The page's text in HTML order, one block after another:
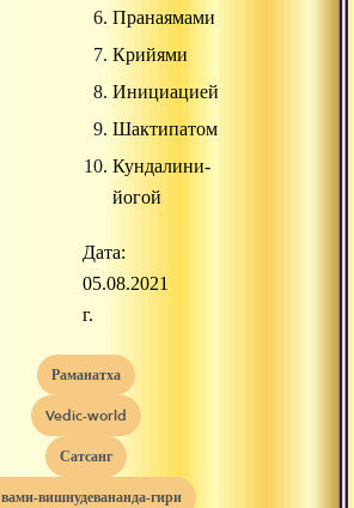
Пранаямами
Крийями
Инициацией
Шактипатом
Кундалини-
йогой
Дата:
05.08.2021
г.
раманатха
vedic-world
сатсанг
свами-вишнудевананда-гири